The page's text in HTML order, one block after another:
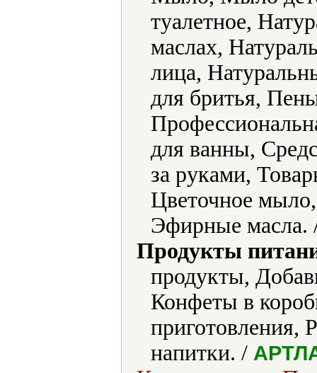
туалетное,
маслах,
лица,
для бритья,
для ванны,
за руками,
Цветочное
Эфирные
Продукты
продукты,
Конфеты в
приготовления,
напитки. /